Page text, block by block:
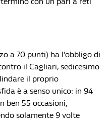
a 70 punti) ha l’obbligo di
il Cagliari, sedicesimo
il proprio
è a senso unico: in 94
ben 55 occasioni,
solamente 9 volte